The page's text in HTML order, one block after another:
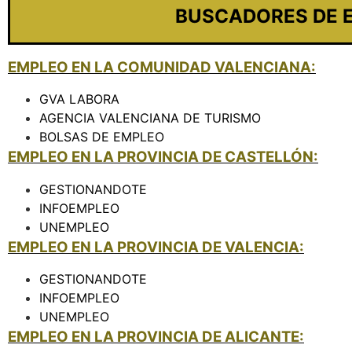
BUSCADORES DE
EMPLEO EN LA COMUNIDAD VALENCIANA:
GVA LABORA
AGENCIA VALENCIANA DE TURISMO
BOLSAS DE EMPLEO
EMPLEO EN LA PROVINCIA DE CASTELLÓN:
GESTIONANDOTE
INFOEMPLEO
UNEMPLEO
EMPLEO EN LA PROVINCIA DE VALENCIA:
GESTIONANDOTE
INFOEMPLEO
UNEMPLEO
EMPLEO EN LA PROVINCIA DE ALICANTE: